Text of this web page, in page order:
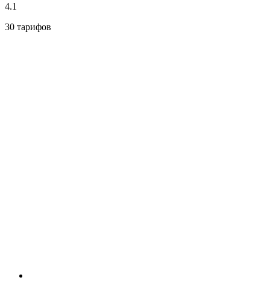
4.1
30 тарифов